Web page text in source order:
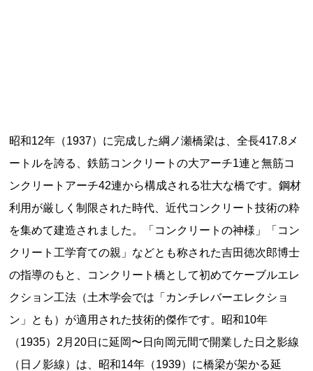
能勢電鉄1700系 引退
釧路市立東栄小学校 閉校
平群町総合スポーツセンター ウォーターパー
ク 閉鎖
Final Access Books
昭和12年（1937）に完成した綱ノ瀬橋梁は、全長417.8メ
ートルを誇る、鉄筋コンクリートの大アーチ1連と無筋コ
ンクリートアーチ42連から構成される壮大な橋です。鋼材
利用が厳しく制限された時代、近代コンクリート技術の粋
を集めて建造されました。「コンクリートの神様」「コン
クリート工学育ての親」などとも称された吉田徳次郎博士
の指導のもと、コンクリート橋として初めてケーブルエレ
クション工法（土木学会では「カンチレバーエレクショ
ン」とも）が適用された技術的傑作です。昭和10年
（1935）2月20日に延岡〜日向岡元間で開業した日之影線
（日ノ影線）は、昭和14年（1939）に橋梁が架かる延